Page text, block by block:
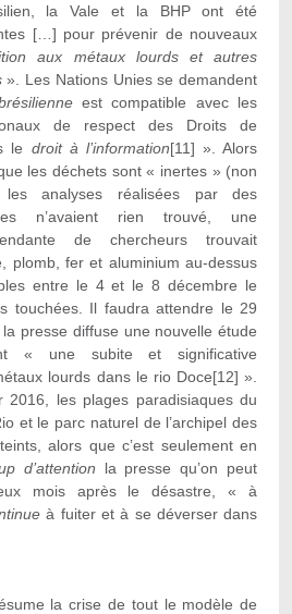
la Vale et la BHP ont été
[…] pour prévenir de nouveaux
aux métaux lourds et autres
». Les Nations Unies se demandent
est compatible avec les
de respect des Droits de
le droit à l’information[11] ». Alors
les déchets sont « inertes » (non
analyses réalisées par des
n’avaient rien trouvé, une
de chercheurs trouvait
plomb, fer et aluminium au-dessus
entre le 4 et le 8 décembre le
touchées. Il faudra attendre le 29
presse diffuse une nouvelle étude
« une subite et significative
lourds dans le rio Doce[12] ».
2016, les plages paradisiaques du
et le parc naturel de l’archipel des
alors que c’est seulement en
d’attention la presse qu’on peut
mois après le désastre, « à
à fuiter et à se déverser dans
la crise de tout le modèle de